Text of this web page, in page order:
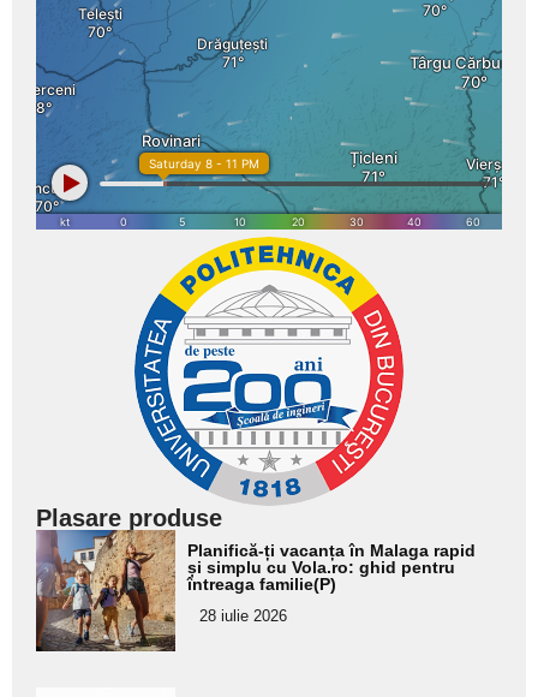
Plasare produse
Adaugă
aici textul
pentru
subtitlu
Planifică-ți vacanța în Malaga rapid
și simplu cu Vola.ro: ghid pentru
întreaga familie(P)
28 iulie 2026